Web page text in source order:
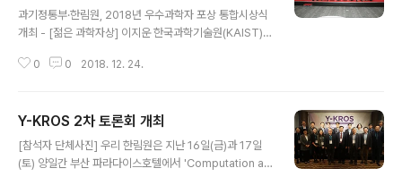
과기정통부·한림원, 2018년 우수과학자 포상 통합시상식
개최 - [젊은 과학자상] 이지운 한국과학기술원(KAIST)
김호민 KAIST 교수 [수상자 단체사진] 우리 한림원은 지
관하는 '2018년 우수 과학자 포상' 통합 시상식을 개최했
다. 포상명 젊은과학자상 한국과학상·공학상 이달의과학기
술인상 올해의 여성과학기술인상 제정년도 1997 1987 1
0 0 2018. 12. 24.
Y-KROS 2차 토론회 개최
[참석자 단체사진] 우리 한림원은 지난 16일(금)과 17일
(토) 양일간 부산 파라다이스호텔에서 'Computation an